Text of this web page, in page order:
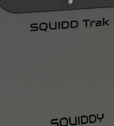
Voyages et